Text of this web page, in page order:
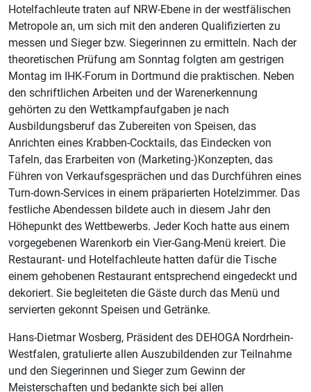
Hotelfachleute traten auf NRW-Ebene in der westfälischen
Metropole an, um sich mit den anderen Qualifizierten zu
messen und Sieger bzw. Siegerinnen zu ermitteln. Nach der
theoretischen Prüfung am Sonntag folgten am gestrigen
Montag im IHK-Forum in Dortmund die praktischen. Neben
den schriftlichen Arbeiten und der Warenerkennung
gehörten zu den Wettkampfaufgaben je nach
Ausbildungsberuf das Zubereiten von Speisen, das
Anrichten eines Krabben-Cocktails, das Eindecken von
Tafeln, das Erarbeiten von (Marketing-)Konzepten, das
Führen von Verkaufsgesprächen und das Durchführen eines
Turn-down-Services in einem präparierten Hotelzimmer. Das
festliche Abendessen bildete auch in diesem Jahr den
Höhepunkt des Wettbewerbs. Jeder Koch hatte aus einem
vorgegebenen Warenkorb ein Vier-Gang-Menü kreiert. Die
Restaurant- und Hotelfachleute hatten dafür die Tische
einem gehobenen Restaurant entsprechend eingedeckt und
dekoriert. Sie begleiteten die Gäste durch das Menü und
servierten gekonnt Speisen und Getränke.
Hans-Dietmar Wosberg, Präsident des DEHOGA Nordrhein-
Westfalen, gratulierte allen Auszubildenden zur Teilnahme
und den Siegerinnen und Sieger zum Gewinn der
Meisterschaften und bedankte sich bei allen